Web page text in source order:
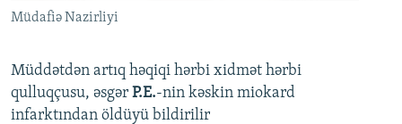
Müdafiə Nazirliyi
Müddətdən artıq həqiqi hərbi xidmət hərbi
qulluqçusu, əsgər P.E.-nin kəskin miokard
infarktından öldüyü bildirilir